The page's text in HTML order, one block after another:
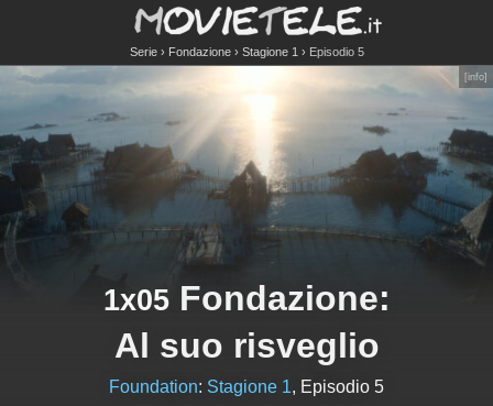
Serie Fondazione Stagione 1 Episodio 5
[info]
1x05 Fondazione:
Al suo risveglio
Foundation: Stagione 1, Episodio 5